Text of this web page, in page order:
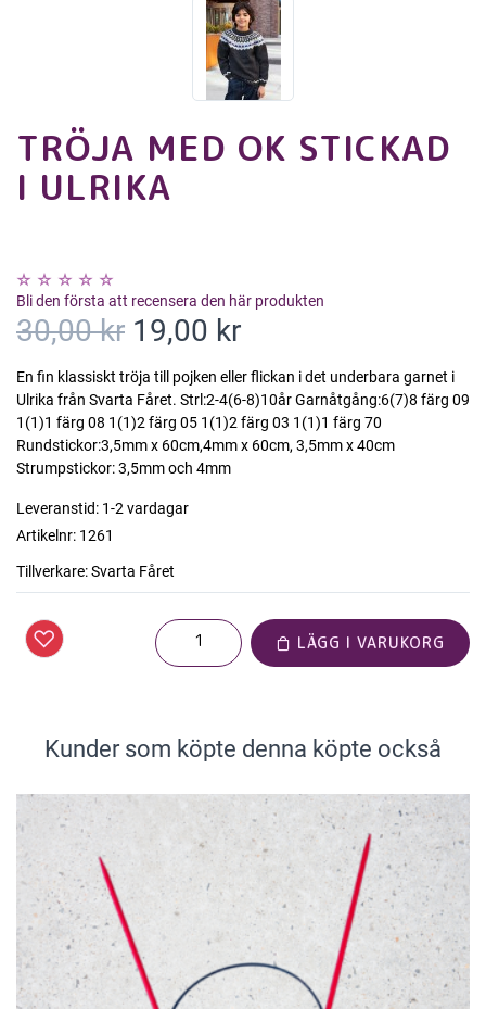
TRÖJA MED OK STICKAD
I ULRIKA
Bli den första att recensera den här produkten
30,00 kr 19,00 kr
En fin klassiskt tröja till pojken eller flickan i det underbara garnet i
Ulrika från Svarta Fåret. Strl:2-4(6-8)10år Garnåtgång:6(7)8 färg 09
1(1)1 färg 08 1(1)2 färg 05 1(1)2 färg 03 1(1)1 färg 70
Rundstickor:3,5mm x 60cm,4mm x 60cm, 3,5mm x 40cm
Strumpstickor: 3,5mm och 4mm
Leveranstid: 1-2 vardagar
Artikelnr: 1261
Tillverkare:Svarta Fåret
LÄGG I VARUKORG
Kunder som köpte denna köpte också